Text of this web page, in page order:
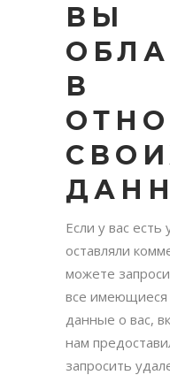
ВЫ
В
Если у вас есть
оставляли
можете
все имеющиеся
данные о вас,
нам
запросить